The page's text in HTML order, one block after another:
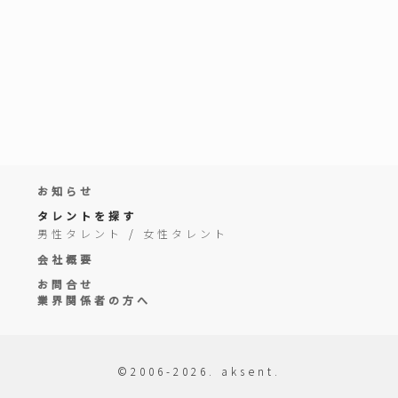
お知らせ
タレントを探す
男性タレント
/ 女性タレント
会社概要
お問合せ
業界関係者の方へ
©2006-2026. aksent.